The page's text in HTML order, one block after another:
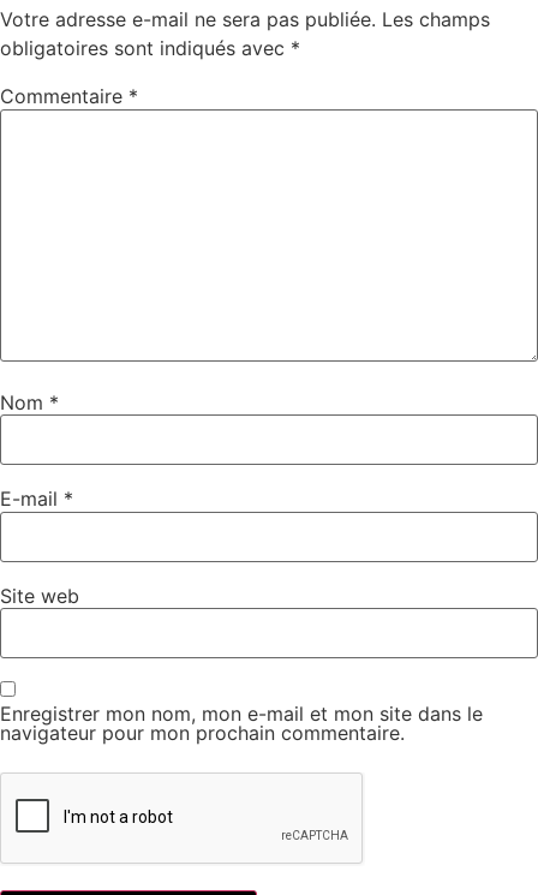
Votre adresse e-mail ne sera pas publiée. Les champs
obligatoires sont indiqués avec *
Commentaire *
Nom *
E-mail *
Site web
Enregistrer mon nom, mon e-mail et mon site dans le
navigateur pour mon prochain commentaire.